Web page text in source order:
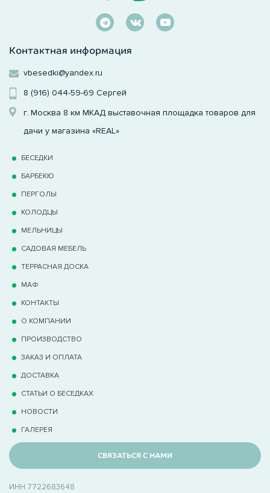
Контактная информация
vbesedki@yandex.ru
8 (916) 044-59-69 Сергей
г. Москва 8 км МКАД выставочная площадка товаров для
дачи у магазина «REAL»
БЕСЕДКИ
БАРБЕКЮ
ПЕРГОЛЫ
КОЛОДЦЫ
МЕЛЬНИЦЫ
САДОВАЯ МЕБЕЛЬ
ТЕРРАCНАЯ ДОСКА
МАФ
КОНТАКТЫ
О КОМПАНИИ
ПРОИЗВОДСТВО
ЗАКАЗ И ОПЛАТА
ДОСТАВКА
СТАТЬИ О БЕСЕДКАХ
НОВОСТИ
ГАЛЕРЕЯ
СВЯЗАТЬСЯ С НАМИ
ИНН 7722683648